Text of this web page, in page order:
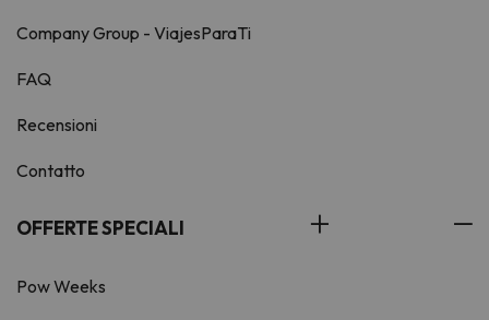
Company Group - ViajesParaTi
FAQ
Recensioni
Contatto
OFFERTE SPECIALI
Pow Weeks